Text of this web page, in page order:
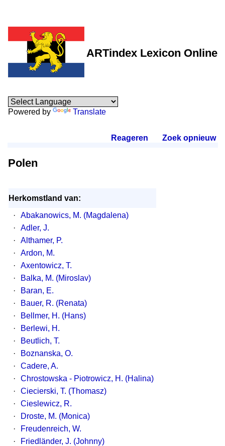
ARTindex Lexicon Online
Powered by Translate
Reageren Zoek opnieuw.
Polen
Herkomstland van:
·
Abakanowics, M. (Magdalena)
·
Adler, J.
·
Althamer, P.
·
Ardon, M.
·
Axentowicz, T.
·
Balka, M. (Miroslav)
·
Baran, E.
·
Bauer, R. (Renata)
·
Bellmer, H. (Hans)
·
Berlewi, H.
·
Beutlich, T.
·
Boznanska, O.
·
Cadere, A.
·
Chrostowska - Piotrowicz, H. (Halina)
·
Ciecierski, T. (Thomasz)
·
Cieslewicz, R.
·
Droste, M. (Monica)
·
Freudenreich, W.
·
Friedländer, J. (Johnny)